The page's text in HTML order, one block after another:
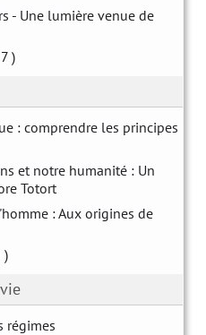
- Une lumière venue de
)
: comprendre les principes
et notre humanité : Un
Totort
: Aux origines de
)
régimes